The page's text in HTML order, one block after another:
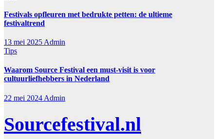
Festivals opfleuren met bedrukte petten: de ultieme
festivaltrend
13 mei 2025 Admin
Tips
Waarom Source Festival een must-visit is voor
cultuurliefhebbers in Nederland
22 mei 2024 Admin
Sourcefestival.nl